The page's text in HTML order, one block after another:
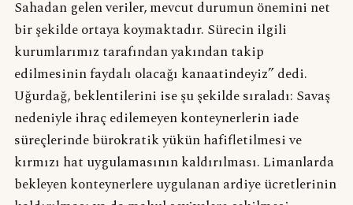
Sahadan gelen veriler, mevcut durumun önemini net
bir şekilde ortaya koymaktadır. Sürecin ilgili
kurumlarımız tarafından yakından takip
edilmesinin faydalı olacağı kanaatindeyiz” dedi.
Uğurdağ, beklentilerini ise şu şekilde sıraladı: Savaş
nedeniyle ihraç edilemeyen konteynerlerin iade
süreçlerinde bürokratik yükün hafifletilmesi ve
kırmızı hat uygulamasının kaldırılması. Limanlarda
bekleyen konteynerlere uygulanan ardiye ücretlerinin